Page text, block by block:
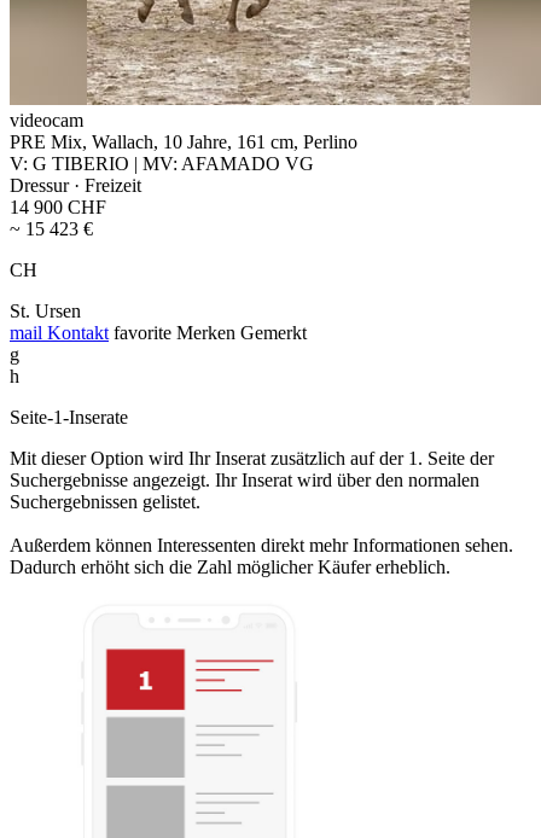
videocam
PRE Mix, Wallach, 10 Jahre, 161 cm, Perlino
V: G TIBERIO | MV: AFAMADO VG
Dressur · Freizeit
14 900 CHF
~ 15 423 €
CH
St. Ursen
mail Kontakt favorite Merken Gemerkt
g
h
Seite-1-Inserate
Mit dieser Option wird Ihr Inserat zusätzlich auf der 1. Seite der
Suchergebnisse angezeigt. Ihr Inserat wird über den normalen
Suchergebnissen gelistet.
Außerdem können Interessenten direkt mehr Informationen sehen.
Dadurch erhöht sich die Zahl möglicher Käufer erheblich.